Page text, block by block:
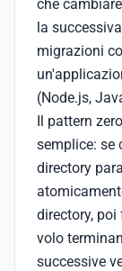
che
la
migrazioni
(Node.js,
Il pattern
semplice: se
directory
directory, poi
volo
successive